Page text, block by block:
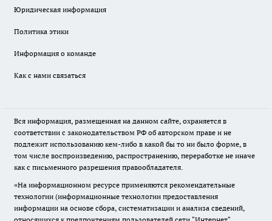
Юридическая информация
Политика этики
Информация о команде
Как с нами связаться
Вся информация, размещенная на данном сайте, охраняется в
соответствии с законодательством РФ об авторском праве и не
подлежит использованию кем-либо в какой бы то ни было форме, в
том числе воспроизведению, распространению, переработке не иначе
как с письменного разрешения правообладателя.
«На информационном ресурсе применяются рекомендательные
технологии (информационные технологии предоставления
информации на основе сбора, систематизации и анализа сведений,